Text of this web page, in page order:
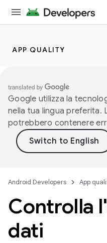
APP QUALITY
Google utilizza la
nella tua lingua preferita.
potrebbero contenere
Android Developers App
Controlla
dati